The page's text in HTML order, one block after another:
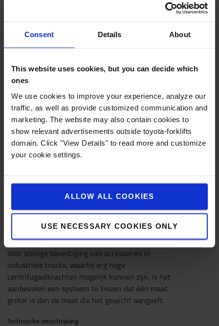
Consent Details About
This website uses cookies, but you can decide which
ones
We use cookies to improve your experience, analyze our
traffic, as well as provide customized communication and
marketing. The website may also contain cookies to
show relevant advertisements outside toyota-forklifts
domain. Click "View Details" to read more and customize
your cookie settings.
ALLOW ALL COOKIES
USE NECESSARY COOKIES ONLY
aanbeveling: Basis rond 1” kogel of Basis rond 1,5”
kogel. Ø incl. schoepen: 95 mm, Ø zonder schoepen:
RAM-bevestigingen zijn erg flexibel. Maar wat hebt
Een werkend RAM-bevestigingssysteem bestaat
altijd uit een basis met klemmen, een
aansluiting/arm en een houder voor uitrusting. Dit
is een goede basis voor uw individuele houder.
Welke basis met klemmen moet u gebruiken?
Afhankelijk van het gewicht van de te installeren
uitrusting, zijn er vier verschillende systemen.
de aansluitkogels betreft, van 1 inch tot 2,25 inch:
1,5 inch (formaat C): Voor uitrusting tot 1,8 kg
2,25 inch (formaat D): Voor zware uitrusting tot
2,7 kg
Voor stevige bevestiging van accessoires in
industriële trucks, waarbij erg hoge
centrifugaalkrachten mogelijk kunnen zijn, is het
aanbevolen een systeem te kiezen dat één maat
groter is dan de maat die het gewicht aangeeft.
Technische omschrijving